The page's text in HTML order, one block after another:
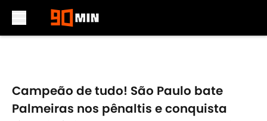
Campeão de tudo! São Paulo bate
Palmeiras nos pênaltis e conquista